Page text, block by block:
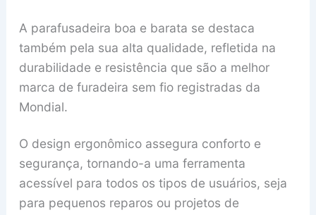
A parafusadeira boa e barata se destaca
também pela sua alta qualidade, refletida na
durabilidade e resistência que são a melhor
marca de furadeira sem fio registradas da
Mondial.
O design ergonômico assegura conforto e
segurança, tornando-a uma ferramenta
acessível para todos os tipos de usuários, seja
para pequenos reparos ou projetos de